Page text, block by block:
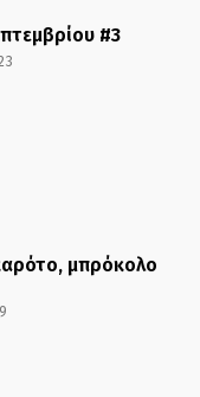
#3
μπρόκολο